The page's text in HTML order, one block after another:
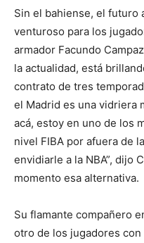
Sin el bahiense, el futuro
venturoso para los
armador Facundo
la actualidad, está
contrato de tres
el Madrid es una vidriera
acá, estoy en uno de los
nivel FIBA por afuera de
envidiarle a la NBA”, dijo
momento esa alternativa.
Su flamante compañero
otro de los jugadores